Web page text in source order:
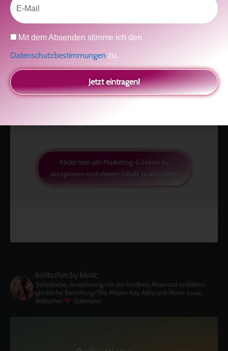
Like uns auf Facebook
Klicke hier, um Marketing-Cookies zu
akzeptieren und diesen Inhalt zu aktivieren
kolitscher.by.biotic
Selbstliebe, Aussöhnung mit der Kindheit, Potenzial entfalten,
glückliche Beziehung-The Master Key Asha und Marie-Luise
Kolitscher
Sisterlove
Datenschutz
Mit dem Absenden stimme ich den
Datenschutzbestimmungen zu.
Jetzt eintragen!